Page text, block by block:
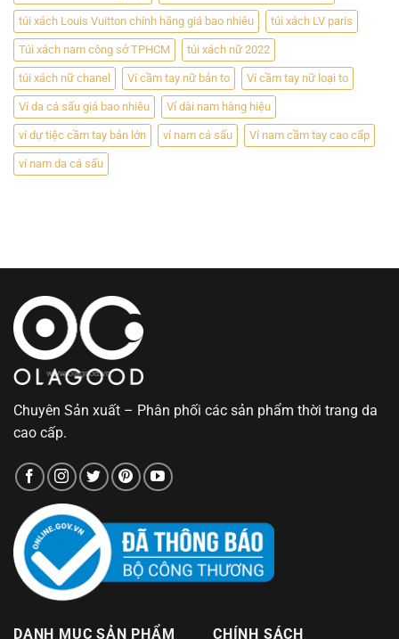
túi xách Louis Vuitton chính hãng giá bao nhiêu túi xách LV paris
Túi xách nam công sở TPHCM túi xách nữ 2022
túi xách nữ chanel Ví cầm tay nữ bản to Ví cầm tay nữ loại to
Ví da cá sấu giá bao nhiêu Ví dài nam hàng hiệu
ví dự tiệc cầm tay bản lớn ví nam cá sấu Ví nam cầm tay cao cấp
ví nam da cá sấu
Chuyên Sản xuất – Phân phối các sản phẩm thời trang da
cao cấp.
DANH MỤC SẢN PHẨM CHÍNH SÁCH